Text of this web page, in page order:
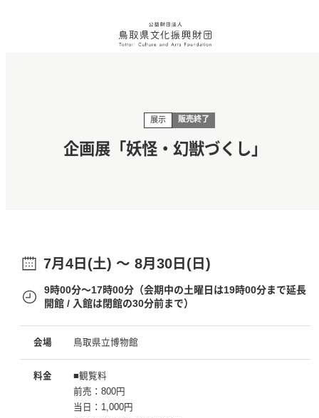
展示 販売終了
企画展「妖怪・幻獣づくし」
7月4日(土) ～ 8月30日(日)
9時00分～17時00分（会期中の土曜日は19時00分まで延長
開館 / 入館は閉館の30分前まで）
会場 鳥取県立博物館
料金
■観覧料
前売：800円
当日：1,000円